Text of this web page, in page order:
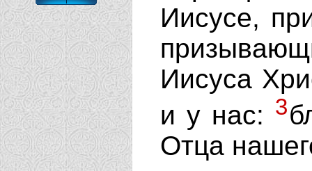
Иисусе,
Иисуса
и у нас: 3
Отца